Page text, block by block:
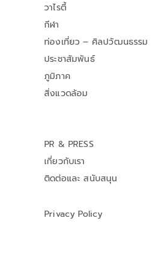
วาไรตี้
กีฬา
ท่องเที่ยว – ศิลปวัฒนธรรม
ประชาสัมพันธ์
ภูมิภาค
สิ่งแวดล้อม
PR & PRESS
เกี่ยวกับเรา
ติดต่อและ สนับสนุน
Privacy Policy